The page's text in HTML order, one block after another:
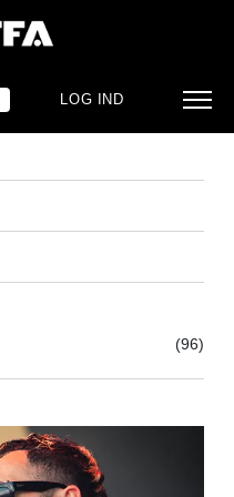
LOG IND
(96)